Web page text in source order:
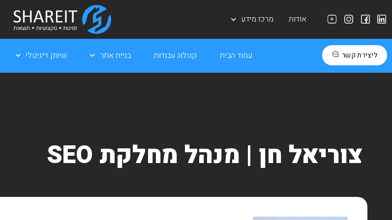
אודות מרכז מידע
ליצירת קשר עמוד הבית קטלוג עבודות בניית אתר שיווק דיגיטלי
צוריאל חן | מנהל מחלקת SEO